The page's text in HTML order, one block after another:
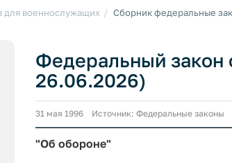
для военнослужащих Сборник федеральные
Федеральный закон
26.06.2026)
31 мая 1996 Источник: Федеральные законы
"Об обороне"